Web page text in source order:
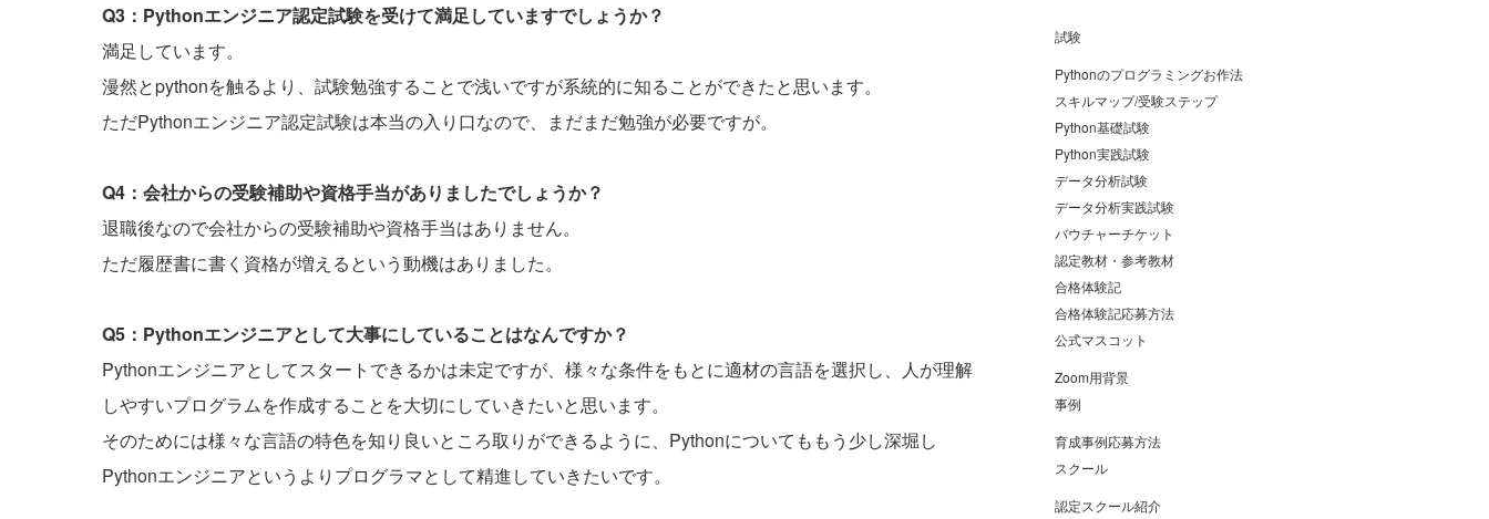
Q3：Pythonエンジニア認定試験を受けて満足していますでしょうか？
満足しています。
漫然とpythonを触るより、試験勉強することで浅いですが系統的に知ることができたと思います。
ただPythonエンジニア認定試験は本当の入り口なので、まだまだ勉強が必要ですが。
Q4：会社からの受験補助や資格手当がありましたでしょうか？
退職後なので会社からの受験補助や資格手当はありません。
ただ履歴書に書く資格が増えるという動機はありました。
Q5：Pythonエンジニアとして大事にしていることはなんですか？
Pythonエンジニアとしてスタートできるかは未定ですが、様々な条件をもとに適材の言語を選択し、人が理解
しやすいプログラムを作成することを大切にしていきたいと思います。
そのためには様々な言語の特色を知り良いところ取りができるように、Pythonについてももう少し深堀し
Pythonエンジニアというよりプログラマとして精進していきたいです。
試験
Pythonのプログラミングお作法
スキルマップ/受験ステップ
Python基礎試験
Python実践試験
データ分析試験
データ分析実践試験
バウチャーチケット
認定教材・参考教材
合格体験記
合格体験記応募方法
公式マスコット
Zoom用背景
事例
育成事例応募方法
スクール
認定スクール紹介